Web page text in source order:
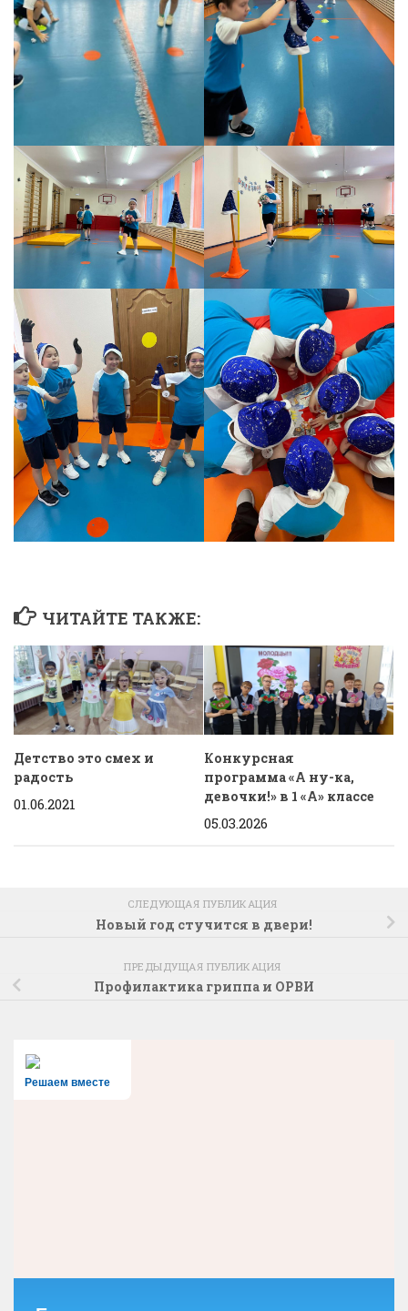
ЧИТАЙТЕ ТАКЖЕ:
Детство это смех и
радость
01.06.2021
Конкурсная
программа «А ну-ка,
девочки!» в 1 «А» классе
05.03.2026
СЛЕДУЮЩАЯ ПУБЛИКАЦИЯ
Новый год стучится в двери!
ПРЕДЫДУЩАЯ ПУБЛИКАЦИЯ
Профилактика гриппа и ОРВИ
Решаем вместе